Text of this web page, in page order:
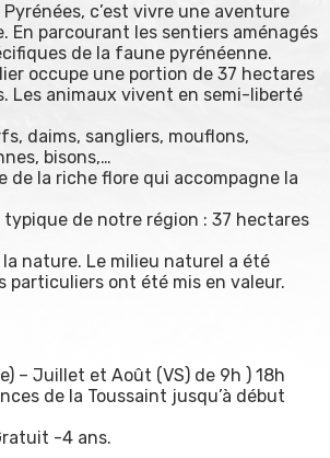
c’est vivre une aventure
En parcourant les sentiers aménagés
de la faune pyrénéenne.
occupe une portion de 37 hectares
Les animaux vivent en semi-liberté
daims, sangliers, mouflons,
bisons,…
la riche flore qui accompagne la
de notre région : 37 hectares
nature. Le milieu naturel a été
particuliers ont été mis en valeur.
– Juillet et Août (VS) de 9h ) 18h
de la Toussaint jusqu’à début
-4 ans.